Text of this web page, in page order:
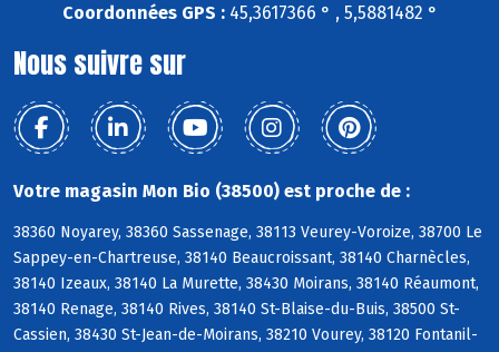
Coordonnées GPS :45,3617366 ° , 5,5881482 °
Nous suivre sur
Votre magasin Mon Bio (38500) est proche de :
38360 Noyarey, 38360 Sassenage, 38113 Veurey-Voroize, 38700 Le
Sappey-en-Chartreuse, 38140 Beaucroissant, 38140 Charnècles,
38140 Izeaux, 38140 La Murette, 38430 Moirans, 38140 Réaumont,
38140 Renage, 38140 Rives, 38140 St-Blaise-du-Buis, 38500 St-
Cassien, 38430 St-Jean-de-Moirans, 38210 Vourey, 38120 Fontanil-